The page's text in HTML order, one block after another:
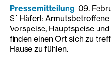
Pressemitteilung 09.
S`Häferl:
Vorspeise, Hauptspeise
finden einen Ort sich zu
Hause zu fühlen.